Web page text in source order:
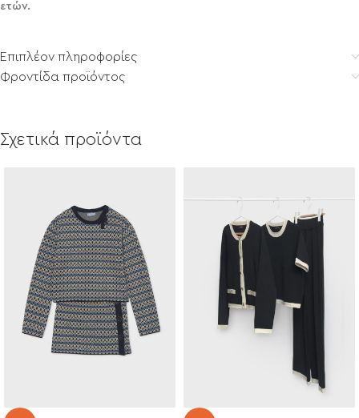
ετών.
Επιπλέον πληροφορίες
Φροντίδα προϊόντος
Σχετικά προϊόντα